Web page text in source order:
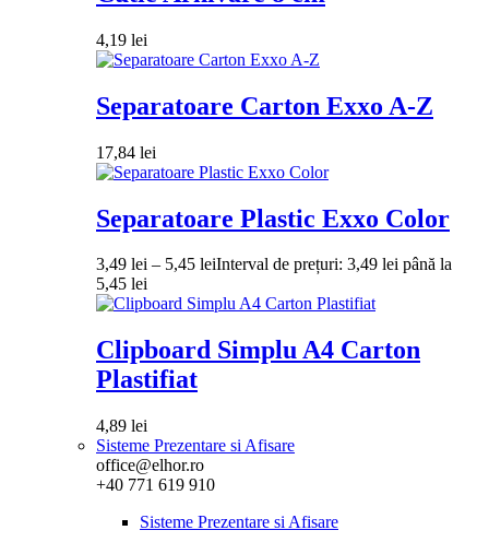
4,19 lei
Separatoare Carton Exxo A-Z
17,84 lei
Separatoare Plastic Exxo Color
3,49 lei – 5,45 leiInterval de prețuri: 3,49 lei până la
5,45 lei
Clipboard Simplu A4 Carton
Plastifiat
4,89 lei
Sisteme Prezentare si Afisare
office@elhor.ro
+40 771 619 910
Sisteme Prezentare si Afisare